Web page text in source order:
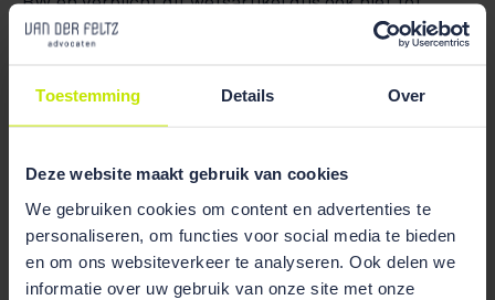
Toestemming Details Over
Deze website maakt gebruik van cookies
We gebruiken cookies om content en advertenties te
personaliseren, om functies voor social media te bieden
en om ons websiteverkeer te analyseren. Ook delen we
informatie over uw gebruik van onze site met onze
schriftelijkheid en heeft de consumentkoper ook
geen drie dagen bedenktijd. We bevelen kopers van
bouwkavels aan hier goede nota van te nemen,
omdat er – kort gezegd – sneller gebondenheid
bij de koop van een woning.
Heeft u vragen over dit onderwerp? Neem dan vooral
contactmet ons op.